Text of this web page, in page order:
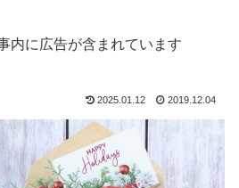
内に広告が含まれています
2025.01.12 2019.12.04